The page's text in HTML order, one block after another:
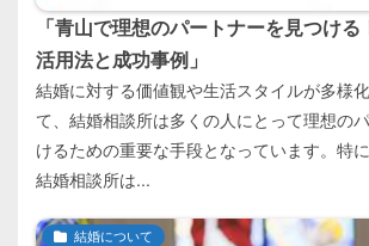
「青山で理想のパートナーを見つけ
活用法と成功事例」
結婚に対する価値観や生活スタイルが多様
て、結婚相談所は多くの人にとって理想の
けるための重要な手段となっています。特
結婚相談所は...
結婚について